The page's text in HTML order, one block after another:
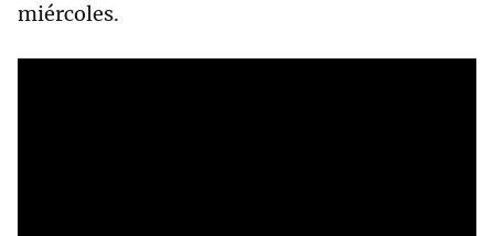
miércoles.